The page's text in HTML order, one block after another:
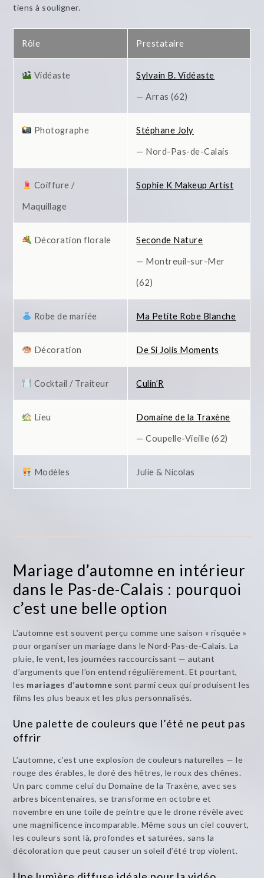
tiens à souligner.
Rôle Prestataire
Vidéaste
Sylvain B. Vidéaste
— Arras (62)
Photographe
Stéphane Joly
— Nord-Pas-de-Calais
Coiffure /
Maquillage
Sophie K Makeup Artist
Décoration florale
Seconde Nature
— Montreuil-sur-Mer
(62)
Robe de mariée Ma Petite Robe Blanche
Décoration De Si Jolis Moments
Cocktail / Traiteur Culin’R
Lieu
Domaine de la Traxène
— Coupelle-Vieille (62)
Modèles Julie & Nicolas
Mariage d’automne en intérieur
dans le Pas-de-Calais : pourquoi
c’est une belle option
L’automne est souvent perçu comme une saison « risquée »
pour organiser un mariage dans le Nord-Pas-de-Calais. La
pluie, le vent, les journées raccourcissant — autant
d’arguments que l’on entend régulièrement. Et pourtant,
les mariages d’automne sont parmi ceux qui produisent les
films les plus beaux et les plus personnalisés.
Une palette de couleurs que l’été ne peut pas
offrir
L’automne, c’est une explosion de couleurs naturelles — le
rouge des érables, le doré des hêtres, le roux des chênes.
Un parc comme celui du Domaine de la Traxène, avec ses
arbres bicentenaires, se transforme en octobre et
novembre en une toile de peintre que le drone révèle avec
une magnificence incomparable. Même sous un ciel couvert,
les couleurs sont là, profondes et saturées, sans la
décoloration que peut causer un soleil d’été trop violent.